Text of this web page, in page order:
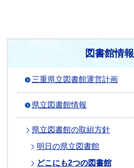
図書館情報
三重県立図書館運営計画
県立図書館情報
県立図書館の取組方針
明日の県立図書館
どこにも2つの図書館